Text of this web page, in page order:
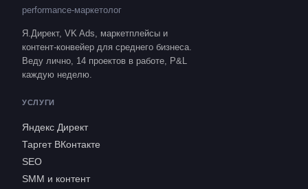
performance-маркетолог
Я.Директ, VK Ads, маркетплейсы и
контент-конвейер для среднего бизнеса.
Веду лично, 14 проектов в работе, P&L
каждую неделю.
УСЛУГИ
Яндекс Директ
Таргет ВКонтакте
SEO
SMM и контент